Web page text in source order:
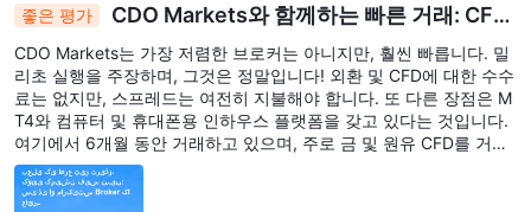
또한, 즉각적인 문의에 대한온라인 메시징 옵션이 제공됩니다. 이
다양한 고객 서비스 채널은 CDO Markets의 고객에게 효과적인 지
원과 도움을 제공하기 위한 약속을 반영합니다.
자주 묻는 질문 (FAQ)
CDO Markets 계정의 최소 예금 요건은 얼마인가요?
CDO Markets의 STP 계정의 최소 예금 요건은 $100 USD입니다.
좋은 평가
CDO Markets와 함께하는 빠른 거래: CFD
및 외환에 대한 신속한 중개
CDO Markets는 가장 저렴한 브로커는 아니지만, 훨씬 빠릅니다. 밀
리초 실행을 주장하며, 그것은 정말입니다! 외환 및 CFD에 대한 수수
료는 없지만, 스프레드는 여전히 지불해야 합니다. 또 다른 장점은 M
T4와 컴퓨터 및 휴대폰용 인하우스 플랫폼을 갖고 있다는 것입니다.
여기에서 6개월 동안 거래하고 있으며, 주로 금 및 원유 CFD를 거래
합니다. 또한, 숨겨진 수수료는 없으며, 인출은 무료이며 일반적으로
1-2일이 소요됩니다. 나쁘지 않아요, 정말로.